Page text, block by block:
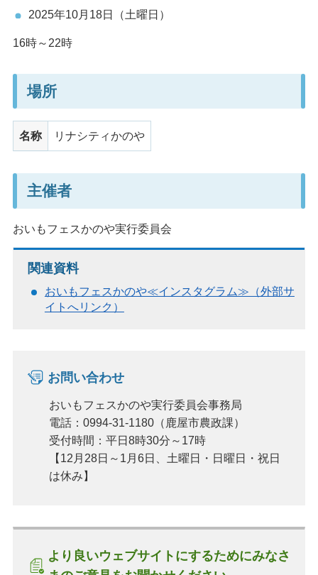
2025年10月18日（土曜日）
16時～22時
場所
名称 リナシティかのや
主催者
おいもフェスかのや実行委員会
関連資料
おいもフェスかのや≪インスタグラム≫（外部サ
イトへリンク）
お問い合わせ
おいもフェスかのや実行委員会事務局
電話：0994-31-1180（鹿屋市農政課）
受付時間：平日8時30分～17時
【12月28日～1月6日、土曜日・日曜日・祝日
は休み】
より良いウェブサイトにするためにみなさ